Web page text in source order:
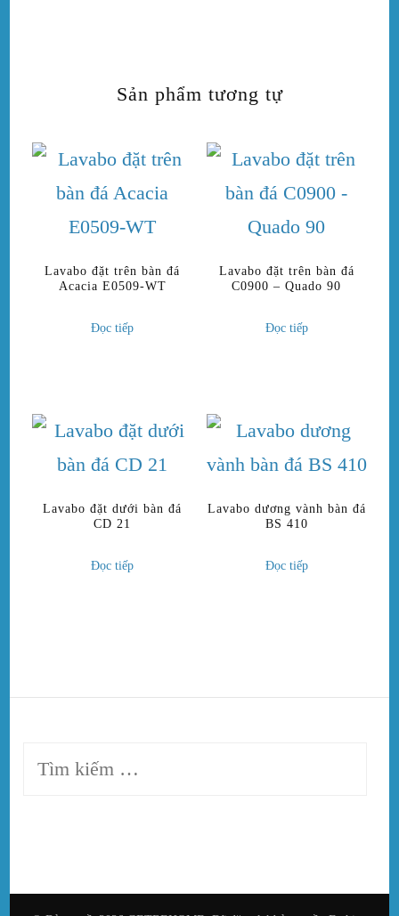
Sản phẩm tương tự
Lavabo đặt trên bàn đá
Acacia E0509-WT
Đọc tiếp
Lavabo đặt trên bàn đá
C0900 – Quado 90
Đọc tiếp
Lavabo đặt dưới bàn đá
CD 21
Đọc tiếp
Lavabo dương vành bàn đá
BS 410
Đọc tiếp
Tìm